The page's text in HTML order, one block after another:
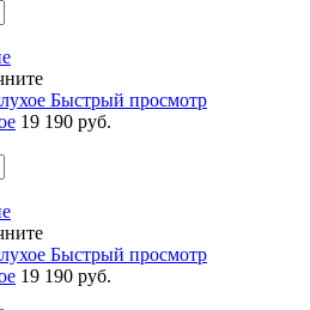
Быстрый просмотр
19 190 руб.
Быстрый просмотр
19 190 руб.